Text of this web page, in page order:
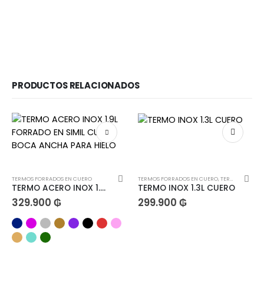
PRODUCTOS RELACIONADOS
TERMOS FORRADOS EN CUERO
TERMO ACERO INOX 1.9L FORRADO EN SIMIL CUERO BOCA ANCHA PARA HIELO
329.900 ₲
TERMOS FORRADOS EN CUERO,TERMOS TERERE INOX 1.3L
TERMO INOX 1.3L CUERO
299.900 ₲